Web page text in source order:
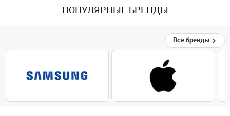
ПОПУЛЯРНЫЕ БРЕНДЫ
Все бренды